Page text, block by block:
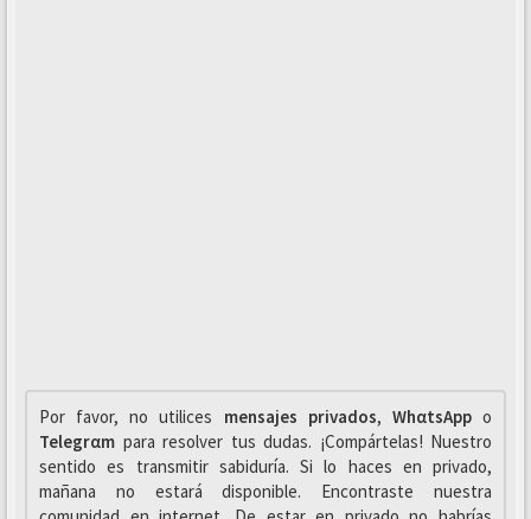
Por favor, no utilices mensajes privados, WhαtsAppo
Telegrαm para resolver tus dudas. ¡Compártelas! Nuestro
sentido es transmitir sabiduría. Si lo haces en privado,
mañana no estará disponible. Encontraste nuestra